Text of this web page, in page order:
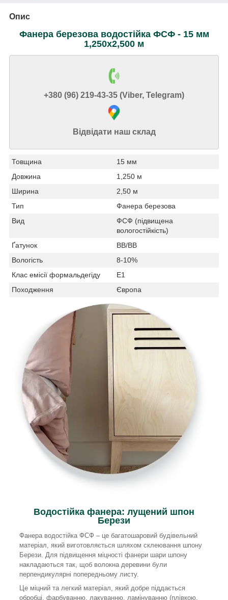
Опис
Фанера березова водостійка ФСФ - 15 мм
1,250х2,500 м
+380 (96) 219-43-35 (Viber, Telegram)
Відвідати наш склад
Товщина
15 мм
Довжина
1,250 м
Ширина
2,50 м
Тип
Фанера березова
Вид
ФСФ (підвищена
вологостійкість)
Ґатунок
ВВ/ВВ
Вологість
8-10%
Клас емісії формальдегіду
Е1
Походження
Європа
Водостійка фанера: лущений шпон
Берези
Фанера водостійка ФСФ – це багатошаровий будівельний
матеріал, який виготовляється шляхом склеювання шпону
Берези. Для підвищення міцності фанери шари шпону
накладаються так, щоб волокна деревини були
перпендикулярні попередньому листу.
Це міцний та легкий матеріал, який добре піддається
обробці, фарбуванню, лакуванню, ламінуванню (плівкою,